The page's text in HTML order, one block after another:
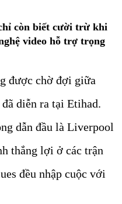
còn biết cười trừ khi
video hỗ trợ trọng
được chờ đợi giữa
diễn ra tại Etihad.
dẫn đầu là Liverpool
thắng lợi ở các trận
đều nhập cuộc với